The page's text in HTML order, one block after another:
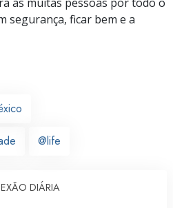
segurança, ficar bem e a
@life
DIÁRIA